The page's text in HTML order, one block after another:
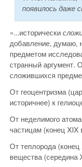
появилось даже
«...исторически
добавление, думаю,
предметом
странный аргумент.
сложившихся
От геоцентризма
историчнее) к
От неделимого
частицам (конец XIX
От теплорода (конец
вещества (середина